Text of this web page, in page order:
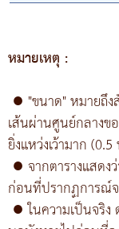
หมายเหตุ :
● "ขนาด" หมายถึ
เส้นผ่านศูนย์กลางข
ยิ่งแหว่งเว้ามาก
● จากตารางแสด
ก่อนที่ปรากฏการณ์
● ในความเป็นจริ